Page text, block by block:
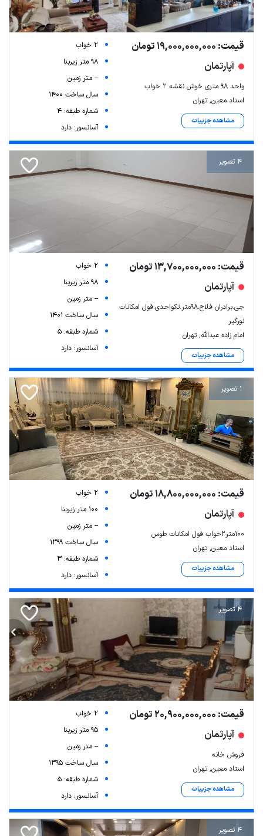
قیمت: 19,000,000,000 تومان
آپارتمان
واحد ۹۸ متری خوش نقشه ۲ خواب
استاد معین, تهران
مشاهده جزییات
2 خواب
98 متر زیربنا
-- متر زمین
سال ساخت 1400
شماره طبقه: 4
آسانسور: دارد
4 تصویر
قیمت: 13,700,000,000 تومان
آپارتمان
جی.برادران فلاح.98متر.تکواحدی.فول امکانات
نورگیر
امام زاده عبدالله, تهران
مشاهده جزییات
2 خواب
98 متر زیربنا
-- متر زمین
سال ساخت 1401
شماره طبقه: 5
آسانسور: دارد
1 تصویر
قیمت: 18,800,000,000 تومان
آپارتمان
۱۰۰متر۲خواب فول امکانات طوس
استاد معین, تهران
مشاهده جزییات
2 خواب
100 متر زیربنا
-- متر زمین
سال ساخت 1399
شماره طبقه: 3
آسانسور: دارد
4 تصویر
قیمت: 20,900,000,000 تومان
آپارتمان
فروش خانه
استاد معین, تهران
مشاهده جزییات
2 خواب
95 متر زیربنا
-- متر زمین
سال ساخت 1395
شماره طبقه: 5
آسانسور: دارد
4 تصویر